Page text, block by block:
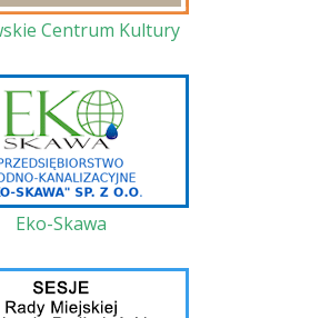
Centrum Kultury
Eko-Skawa